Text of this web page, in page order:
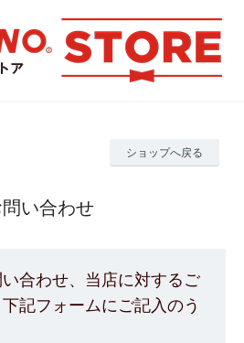
ショップへ戻る
問い合わせ
合わせ、当店に対するご
記フォームにご記入のう